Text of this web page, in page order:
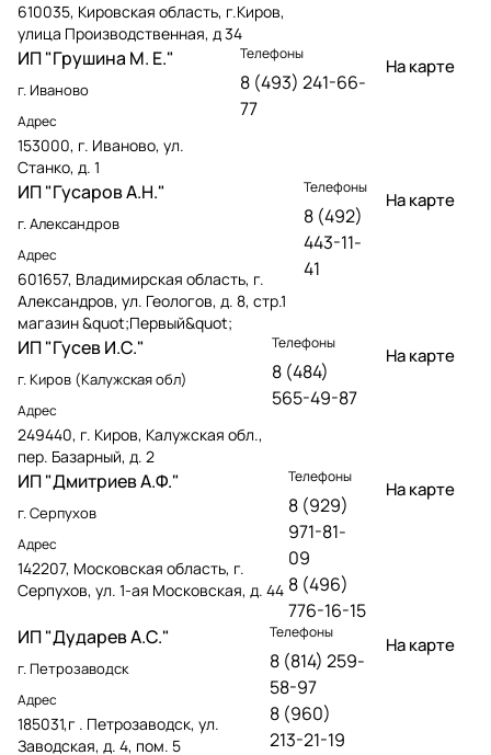
610035, Кировская область, г.Киров,
улица Производственная, д 34
ИП "Грушина М. Е."
г. Иваново
Адрес
153000, г. Иваново, ул.
Станко, д. 1
Телефоны
8 (493) 241-66-
77
На карте
ИП "Гусаров А.Н."
г. Александров
Адрес
601657, Владимирская область, г.
Александров, ул. Геологов, д. 8, стр.1
магазин &quot;Первый&quot;
Телефоны
8 (492)
443-11-
41
На карте
ИП "Гусев И.С."
г. Киров (Калужская обл)
Адрес
249440, г. Киров, Калужская обл.,
пер. Базарный, д. 2
Телефоны
8 (484)
565-49-87
На карте
ИП "Дмитриев А.Ф."
г. Серпухов
Адрес
142207, Московская область, г.
Серпухов, ул. 1-ая Московская, д. 44
Телефоны
8 (929)
971-81-
09
8 (496)
776-16-15
На карте
ИП "Дударев А.С."
г. Петрозаводск
Адрес
185031,г . Петрозаводск, ул.
Заводская, д. 4, пом. 5
Телефоны
8 (814) 259-
58-97
8 (960)
213-21-19
На карте